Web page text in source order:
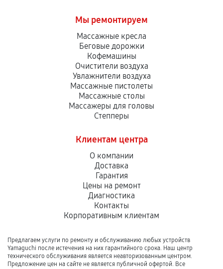
Мы ремонтируем
Массажные кресла
Беговые дорожки
Кофемашины
Очистители воздуха
Увлажнители воздуха
Массажные пистолеты
Массажные столы
Массажеры для головы
Степперы
Клиентам центра
О компании
Доставка
Гарантия
Цены на ремонт
Диагностика
Контакты
Корпоративным клиентам
Предлагаем услуги по ремонту и обслуживанию любых устройств
Yamaguchi после истечения на них гарантийного срока. Наш центр
технического обслуживания является неавторизованным центром.
Предложение цен на сайте не является публичной офертой. Все